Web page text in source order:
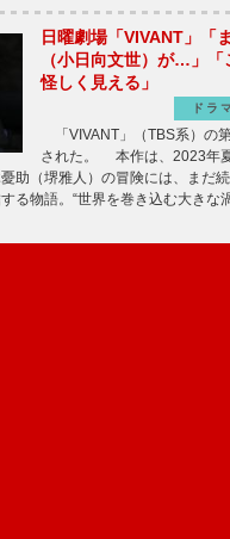
日曜劇場「VIVANT」「
（小日向文世）が…」
怪しく見える」
ドラ
「VIVANT」（TBS系）の
された。 本作は、2023年
助（堺雅人）の冒険には、まだ
る物語。“世界を巻き込む大きな